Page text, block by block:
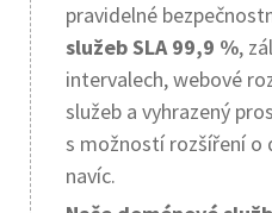
pravidelné
služeb SLA 99,9 %,
intervalech, webové
služeb a vyhrazený
s možností rozšíření o
navíc.